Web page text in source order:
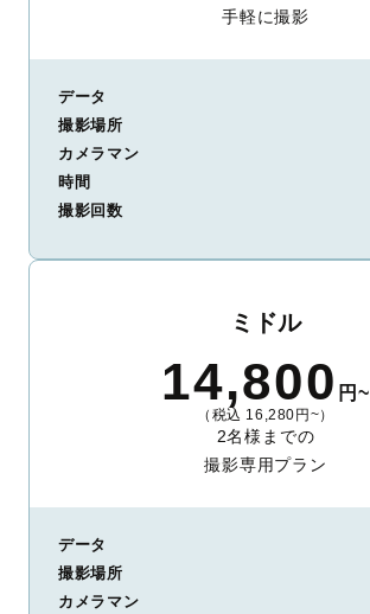
手軽に撮影
データ
撮影場所
カメラマン
時間
撮影回数
ミドル
14,800 円~
（税込 16,280円~）
2名様までの
撮影専用プラン
データ
撮影場所
カメラマン